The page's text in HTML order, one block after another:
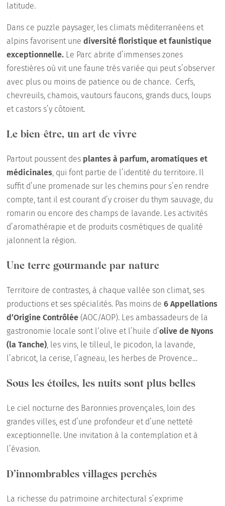
latitude.
Dans ce puzzle paysager, les climats méditerranéens et
alpins favorisent unediversité floristique et faunistique
exceptionnelle. Le Parc abrite d’immenses zones
forestières où vit une faune très variée qui peut s’observer
avec plus ou moins de patience ou de chance. Cerfs,
chevreuils, chamois, vautours faucons, grands ducs, loups
et castors s’y côtoient.
Le bien-être, un art de vivre
Partout poussent des plantes à parfum, aromatiques et
médicinales , qui font partie de l’identité du territoire. Il
suffit d’une promenade sur les chemins pour s’en rendre
compte, tant il est courant d’y croiser du thym sauvage, du
romarin ou encore des champs de lavande. Les activités
d’aromathérapie et de produits cosmétiques de qualité
jalonnent la région.
Une terre gourmande par nature
Territoire de contrastes, à chaque vallée son climat, ses
productions et ses spécialités. Pas moins de6 Appellations
d’Origine Contrôlée (AOC/AOP). Les ambassadeurs de la
gastronomie locale sont l‘olive et l’huile d’olive de Nyons
(la Tanche) , les vins, le tilleul, le picodon, la lavande,
l’abricot, la cerise, l’agneau, les herbes de Provence…
Sous les étoiles, les nuits sont plus belles
Le ciel nocturne des Baronnies provençales, loin des
grandes villes, est d’une profondeur et d’une netteté
exceptionnelle. Une invitation à la contemplation et à
l’évasion.
D’innombrables villages perchés
La richesse du patrimoine architectural s’exprime